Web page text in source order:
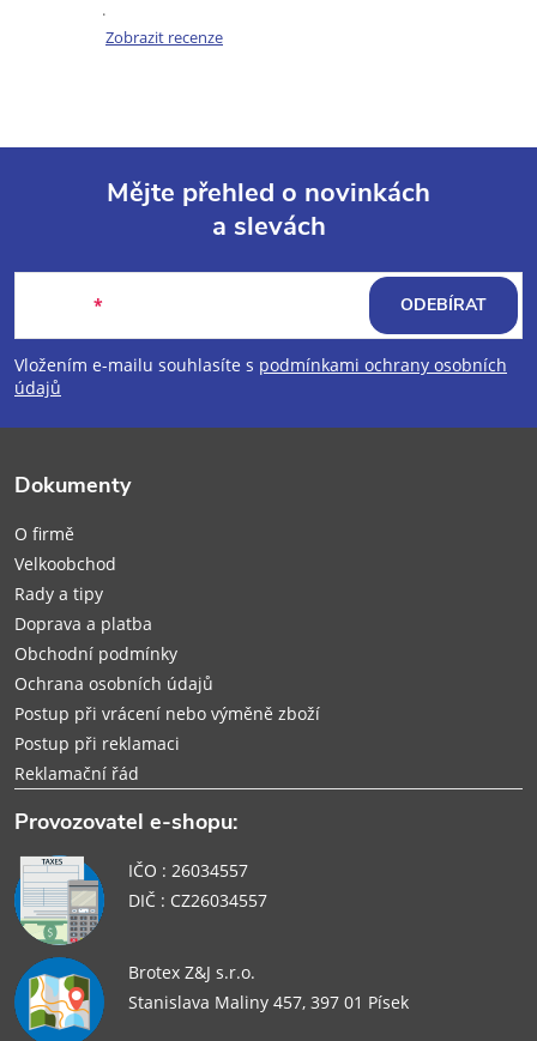
Zobrazit recenze
p
a
Mějte přehled o novinkách
a slevách
Vložením e-mailu souhlasíte s podmínkami ochrany osobních
údajů
ODEBÍRAT
Dokumenty
O firmě
Velkoobchod
Rady a tipy
Doprava a platba
Obchodní podmínky
Ochrana osobních údajů
Postup při vrácení nebo výměně zboží
Postup při reklamaci
Reklamační řád
Provozovatel e-shopu:
IČO : 26034557
DIČ : CZ26034557
Brotex Z&J s.r.o.
Stanislava Maliny 457, 397 01 Písek